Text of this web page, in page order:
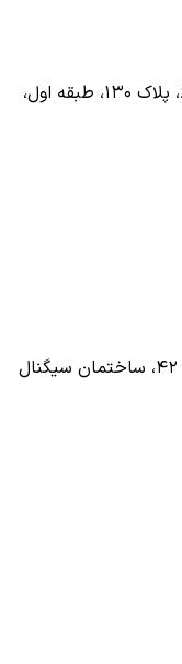
قم، ۲۰ متری امام حسین، بین کوچه ۴ و ۶، پلاک ۱۳۰، طبقه اول،